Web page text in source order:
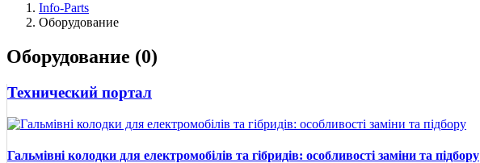
Info-Parts
Оборудование
Оборудование (0)
Технический портал
Гальмівні колодки для електромобілів та гібридів: особливості заміни та підбору